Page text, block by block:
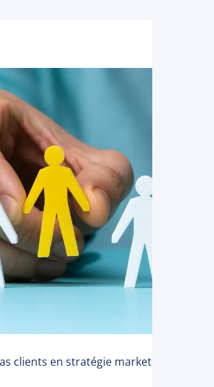
clients en stratégie marketing,